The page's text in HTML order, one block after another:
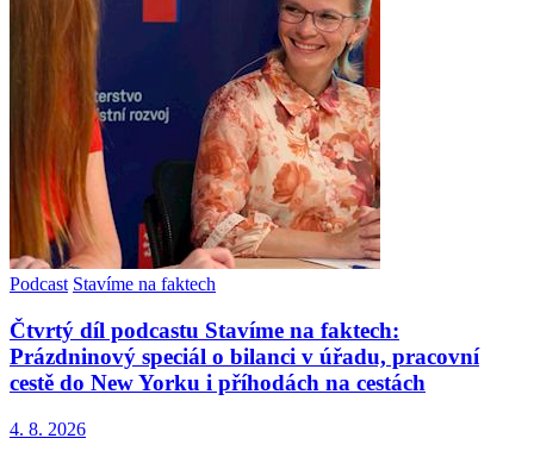
Podcast Stavíme na faktech
Čtvrtý díl podcastu Stavíme na faktech:
Prázdninový speciál o bilanci v úřadu, pracovní
cestě do New Yorku i příhodách na cestách
4. 8. 2026